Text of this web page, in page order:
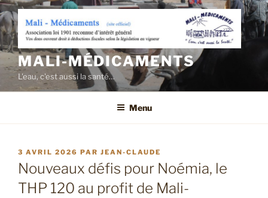
Aller
au
contenu
principal
MALI-MÉDICAMENTS
L'eau, c'est aussi la santé…
Menu
PUBLIÉ
LE
3 AVRIL 2026 PAR JEAN-CLAUDE
Nouveaux défis pour Noémia, le
THP 120 au profit de Mali-